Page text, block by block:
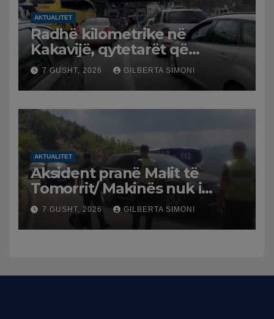
AKTUALITET
Radhë kilometrike në
Kakavijë, qytetarët që
kthehen në Shqipëri
bllokohen në temperatura të
larta, pala greke punon me
ritme të ngadalta
7 GUSHT, 2026 GILBERTA SIMONI
AKTUALITET
Aksident pranë Malit të
Tomorrit/ Makinës nuk i
punuan frenat dhe doli nga
rruga, plagosen 7 persona,
dy në gjendje të rëndë te
7 GUSHT, 2026 GILBERTA SIMONI